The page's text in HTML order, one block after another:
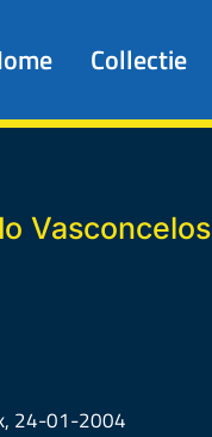
Collectie
Vasconcelos
24-01-2004